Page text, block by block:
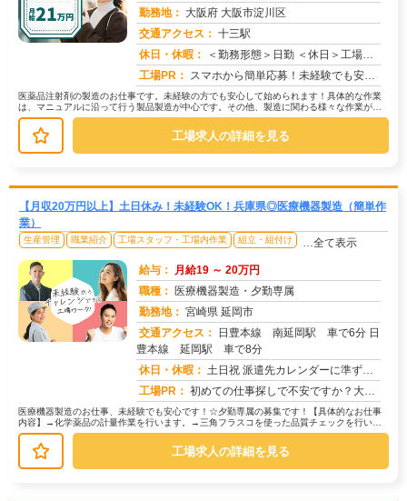
勤務地： 大阪府 大阪市淀川区
交通アクセス： 十三駅
休日・休暇：
＜勤務形態＞日勤 ＜休日＞工場カレンダーによる/長期休暇/GW /夏季/ 年末年始
工場PR： スマホから簡単応募！未経験でも安心の環境です！株式会社京栄センターでは、未経験者多数活躍中！経験やスキルは一切問い...
医薬品注射剤の製造のお仕事です。未経験の方でも安心して始められます！具体的な作業
は、マニュアルに沿って行う製品製造が中心です。その他、製造に関わる様々な作業があ
ります。研修があるので、初めての方...
工場求人の詳細を見る
【月収20万円以上】土日休み！未経験OK！兵庫県◎医療機器製造（簡単作
業）
生産管理 職業紹介 工場スタッフ・工場内作業 組立・組付け …全て表示
給与： 月給19 ～ 20万円
職種：
医療機器製造・夕勤専属
勤務地： 宮崎県 延岡市
交通アクセス：
日豊本線 南延岡駅 車で6分 日
豊本線 延岡駅 車で8分
休日・休暇： 土日祝 派遣先カレンダーに準ずる （年数回土曜出勤有り）
工場PR： 初めての仕事探しで不安ですか？大丈夫！株式会社京栄センターなら、未経験の方でも安心してスタートできます。☆充実のサ...
医療機器製造のお仕事、未経験でも安心です！☆夕勤専属の募集です！【具体的なお仕事
内容】→化学薬品の計量作業を行います。→三角フラスコを使った品質チェックを行いま
す。未経験の方でも、安心して始めら...
工場求人の詳細を見る